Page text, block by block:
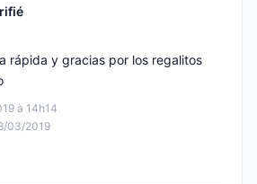
à 14h14
03/2019
rápida y gracias por los regalitos